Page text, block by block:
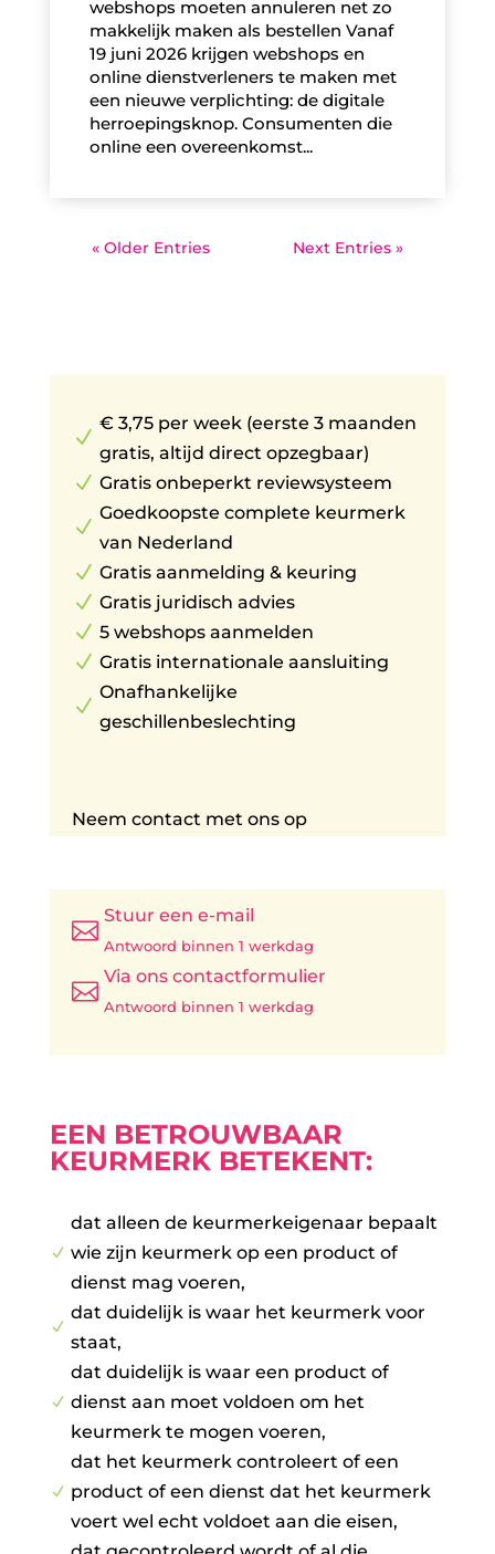
webshops moeten annuleren net zo
makkelijk maken als bestellen Vanaf
19 juni 2026 krijgen webshops en
online dienstverleners te maken met
een nieuwe verplichting: de digitale
herroepingsknop. Consumenten die
online een overeenkomst...
« Older Entries Next Entries »
N
€ 3,75 per week (eerste 3 maanden
gratis, altijd direct opzegbaar)
N Gratis onbeperkt reviewsysteem
N
Goedkoopste complete keurmerk
van Nederland
N Gratis aanmelding & keuring
N Gratis juridisch advies
N 5 webshops aanmelden
N Gratis internationale aansluiting
N
Onafhankelijke
geschillenbeslechting
Neem contact met ons op

Stuur een e-mail
Antwoord binnen 1 werkdag

Via ons contactformulier
Antwoord binnen 1 werkdag
EEN BETROUWBAAR
KEURMERK BETEKENT:
N
dat alleen de keurmerkeigenaar bepaalt
wie zijn keurmerk op een product of
dienst mag voeren,
N
dat duidelijk is waar het keurmerk voor
staat,
N
dat duidelijk is waar een product of
dienst aan moet voldoen om het
keurmerk te mogen voeren,
N
dat het keurmerk controleert of een
product of een dienst dat het keurmerk
voert wel echt voldoet aan die eisen,